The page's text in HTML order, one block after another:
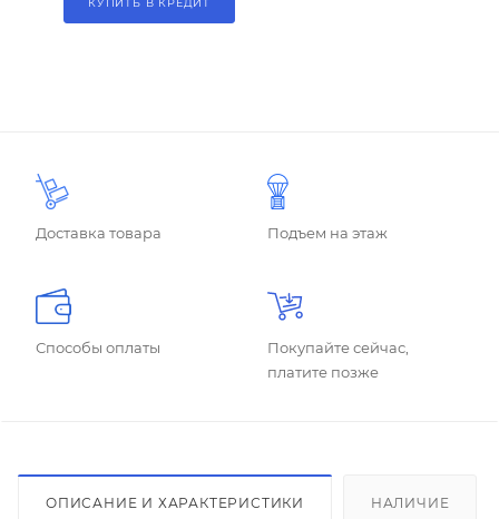
КУПИТЬ В КРЕДИТ
Доставка товара Подъем на этаж
Способы оплаты
Покупайте сейчас,
платите позже
ОПИСАНИЕ И ХАРАКТЕРИСТИКИ НАЛИЧИЕ